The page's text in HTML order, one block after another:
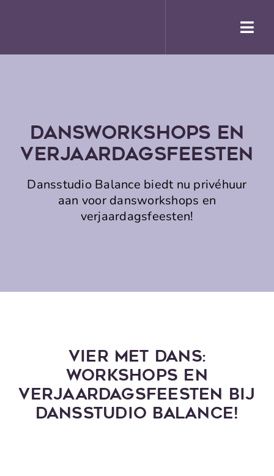
Dansworkshops En
Verjaardagsfeesten
Dansstudio Balance biedt nu privéhuur
aan voor dansworkshops en
verjaardagsfeesten!
Vier Met Dans:
Workshops En
Verjaardagsfeesten Bij
Dansstudio Balance!